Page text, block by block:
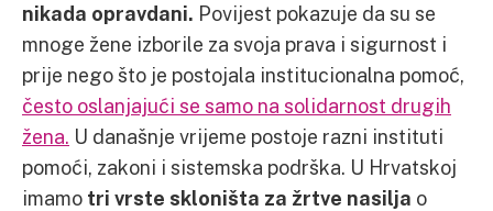
nikada opravdani. Povijest pokazuje da su se
mnoge žene izborile za svoja prava i sigurnost i
prije nego što je postojala institucionalna pomoć,
često oslanjajući se samo na solidarnost drugih
žena. U današnje vrijeme postoje razni instituti
pomoći, zakoni i sistemska podrška. U Hrvatskoj
imamo tri vrste skloništa za žrtve nasilja o